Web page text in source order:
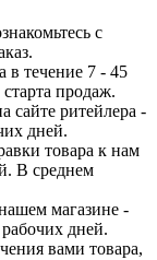
с
в течение 7 - 45
продаж.
сайте ритейлера -
дней.
товара к нам
В среднем
магазине -
дней.
вами товара,